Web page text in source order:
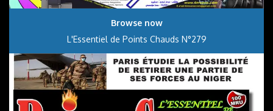
Browse now
L'Essentiel de Points Chauds N°279